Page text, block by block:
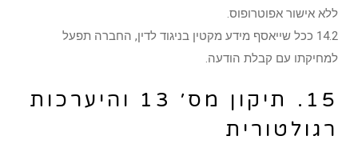
ללא אישור אפוטרופוס.
14.2 ככל שייאסף מידע מקטין בניגוד לדין, החברה תפעל
למחיקתו עם קבלת הודעה.
15. תיקון מס׳ 13 והיערכות
רגולטורית